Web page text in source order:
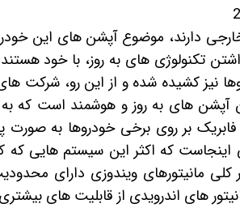
دارند، موضوع آپشن های این
تکنولوژی های به روز، با خود
نیز کشیده شده و از این رو، شرکت
آپشن های به روز و هوشمند است که
فابریکبر روی برخی خودروها به
که اکثر این سیستم هایی که
مانیتورهای ویندوزی دارای
های اندرویدی از قابلیت های